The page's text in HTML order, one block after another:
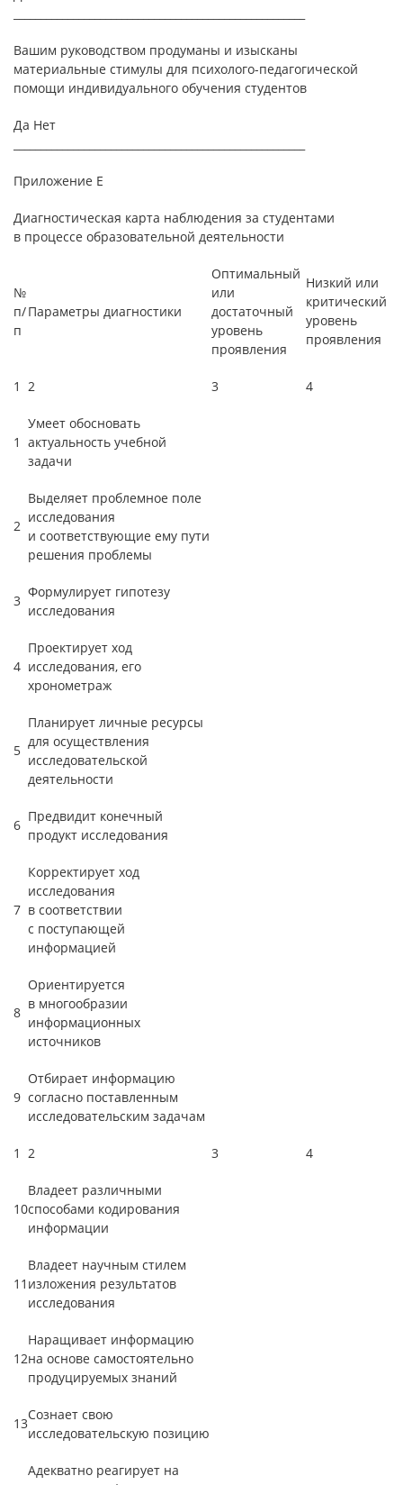
Вашим руководством продуманы и изысканы
материальные стимулы для психолого-педагогической
помощи индивидуального обучения студентов
Да Нет
Приложение Е
Диагностическая карта наблюдения за студентами
в процессе образовательной деятельности
№
п/
п
Параметры диагностики
Оптимальный
или
достаточный
уровень
проявления
Низкий или
критический
уровень
проявления
1 2 3 4
1
Умеет обосновать
актуальность учебной
задачи
2
Выделяет проблемное поле
исследования
и соответствующие ему пути
решения проблемы
3
Формулирует гипотезу
исследования
4
Проектирует ход
исследования, его
хронометраж
5
Планирует личные ресурсы
для осуществления
исследовательской
деятельности
6
Предвидит конечный
продукт исследования
7
Корректирует ход
исследования
в соответствии
с поступающей
информацией
8
Ориентируется
в многообразии
информационных
источников
9
Отбирает информацию
согласно поставленным
исследовательским задачам
1 2 3 4
10
Владеет различными
способами кодирования
информации
11
Владеет научным стилем
изложения результатов
исследования
12
Наращивает информацию
на основе самостоятельно
продуцируемых знаний
13
Сознает свою
исследовательскую позицию
Адекватно реагирует на